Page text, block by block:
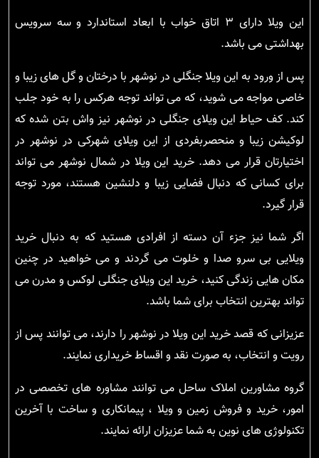
این ویلا دارای ۳ اتاق خواب با ابعاد استاندارد و سه سرویس
بهداشتی می باشد.
پس از ورود به این ویلا جنگلی در نوشهر با درختان و گل های زیبا و
خاصی مواجه می شوید، که می تواند توجه هرکس را به خود جلب
کند. کف حیاط این ویلای جنگلی در نوشهر نیز واش بتن شده که
لوکیشن زیبا و منحصربفردی از این ویلای شهرکی در نوشهر در
اختیارتان قرار می دهد. خرید این ویلا در شمال نوشهر می تواند
برای کسانی که دنبال فضایی زیبا و دلنشین هستند، مورد توجه
قرار گیرد.
اگر شما نیز جزء آن دسته از افرادی هستید که به دنبال خرید
ویلایی بی سرو صدا و خلوت می گردند و می خواهید در چنین
مکان هایی زندگی کنید، خرید این ویلای جنگلی لوکس و مدرن می
تواند بهترین انتخاب برای شما باشد.
عزیزانی که قصد خرید این ویلا در نوشهر را دارند، می توانند پس از
رویت و انتخاب، به صورت نقد و اقساط خریداری نمایند.
گروه مشاورین املاک ساحل می توانند مشاوره های تخصصی در
امور، خرید و فروش زمین و ویلا ، پیمانکاری و ساخت با آخرین
تکنولوژی های نوین به شما عزیزان ارائه نمایند.